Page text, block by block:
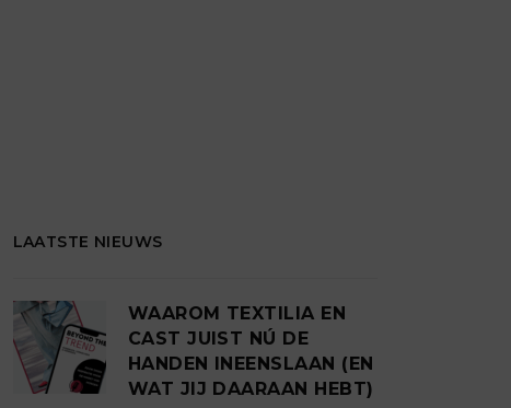
LAATSTE NIEUWS
WAAROM TEXTILIA EN
CAST JUIST NÚ DE
HANDEN INEENSLAAN (EN
WAT JIJ DAARAAN HEBT)